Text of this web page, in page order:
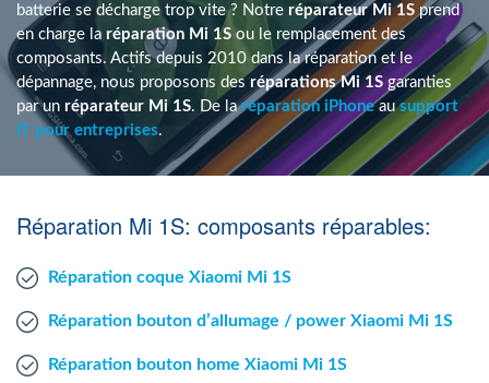
Particulier
Indépendant
PME
ASBL
Agent Mac
batterie se décharge trop vite ? Notre réparateur Mi 1Sprend
en charge la réparation Mi 1S ou le remplacement des
composants. Actifs depuis 2010 dans la réparation et le
dépannage, nous proposons des réparations Mi 1S garanties
par un réparateur Mi 1S. De laréparation iPhoneausupport
IT pour entreprises.
Réparation Mi 1S: composants réparables:
Réparation coque Xiaomi Mi 1S
Réparation bouton d’allumage / power Xiaomi Mi 1S
Réparation bouton home Xiaomi Mi 1S